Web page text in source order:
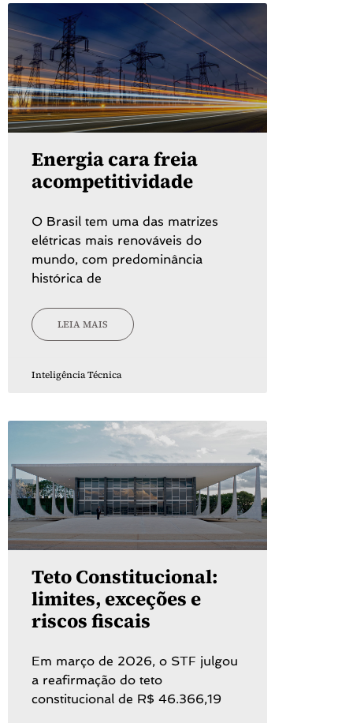
Energia cara freia
acompetitividade
O Brasil tem uma das matrizes
elétricas mais renováveis do
mundo, com predominância
histórica de
LEIA MAIS
Inteligência Técnica
Teto Constitucional:
limites, exceções e
riscos fiscais
Em março de 2026, o STF julgou
a reafirmação do teto
constitucional de R$ 46.366,19